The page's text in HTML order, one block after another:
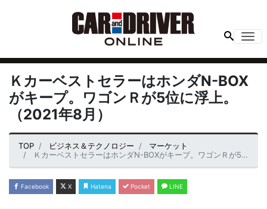
ＫカーベストセラーはホンダN-BOX
がキープ。ワゴンＲが5位に浮上。
（2021年8月）
TOP ビジネス＆テクノロジー
マーケット
ＫカーベストセラーはホンダN-BOXがキープ。ワゴンＲが5位に浮上。（2021年8月）
Facebook X Hatena Pocket LINE